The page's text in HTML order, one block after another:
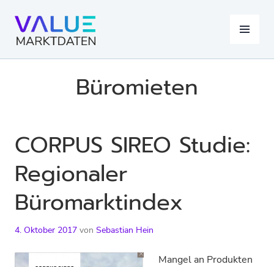
zum
Inhalt
MENÜ
Büromieten
CORPUS SIREO Studie:
Regionaler
Büromarktindex
4. Oktober 2017 von Sebastian Hein
Mangel an Produkten